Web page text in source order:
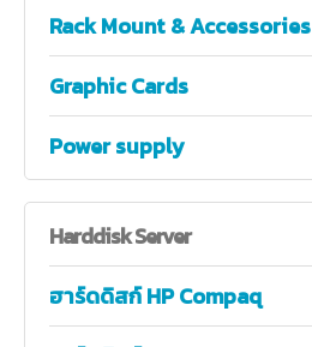
Rack Mount & Accessories
Graphic Cards
Power supply
HarddiskServer
ฮาร์ดดิสก์ HP Compaq